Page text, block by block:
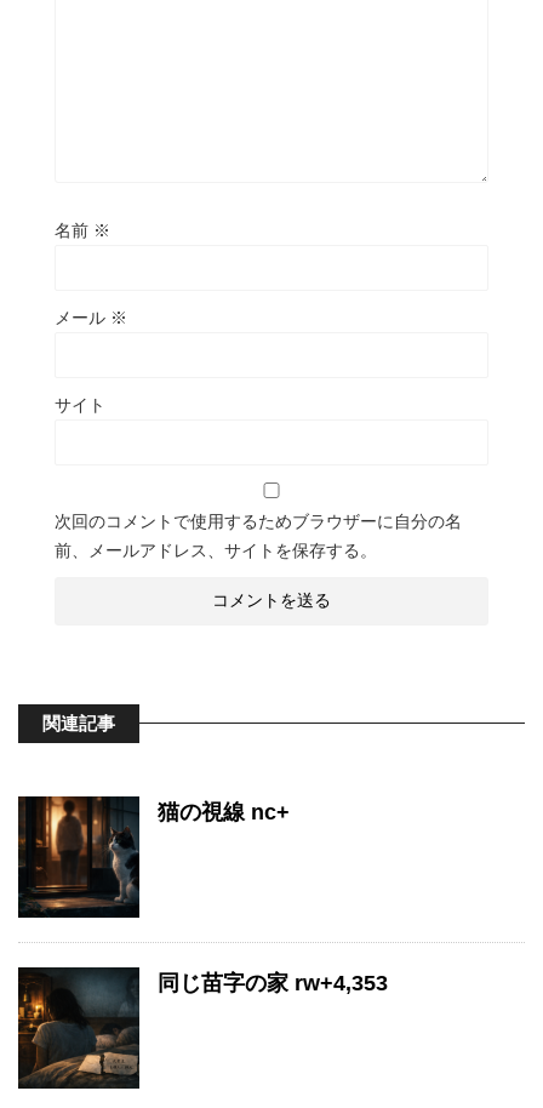
名前 ※
メール ※
サイト
次回のコメントで使用するためブラウザーに自分の名
前、メールアドレス、サイトを保存する。
関連記事
猫の視線 nc+
同じ苗字の家 rw+4,353